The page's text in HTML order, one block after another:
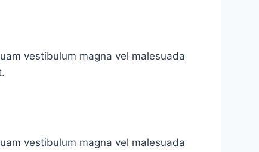
vestibulum magna vel malesuada
vestibulum magna vel malesuada